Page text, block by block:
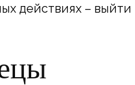
действиях –